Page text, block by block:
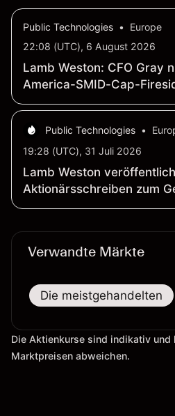
Public Technologies •
Europe
22:08 (UTC), 6 August 2026
Lamb Weston: CFO Gray
America-SMID-Cap-
Public Technologies •
19:28 (UTC), 31 Juli 2026
Lamb Weston
Aktionärsschreiben zum
Verwandte Märkte
Die meistgehandelten
Die Aktienkurse sind indikativ und
Marktpreisen abweichen.